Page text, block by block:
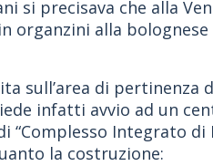
si precisava che alla
organzini alla
sull’area di pertinenza
infatti avvio ad un
Integrato
la costruzione: